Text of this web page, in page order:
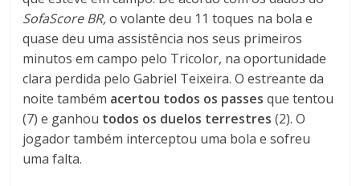
SofaScore BR,o volante deu 11 toques na bola e
quase deu uma assistência nos seus primeiros
minutos em campo pelo Tricolor, na oportunidade
clara perdida pelo Gabriel Teixeira. O estreante da
noite também acertou todos os passes que tentou
(7) e ganhou todos os duelos terrestres (2). O
jogador também interceptou uma bola e sofreu
uma falta.